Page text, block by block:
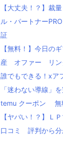
【大丈夫！？】裁
ル・パートナー
証
【無料！】今日
産 オファー リン
誰でもできる！xア
「迷わない導線」
temu クーポン 無
【ヤバい！？】
口コミ 評判から分